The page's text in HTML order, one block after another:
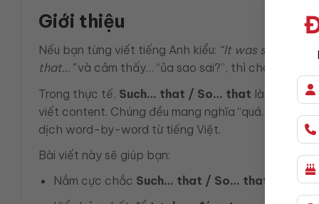
Giới thiệu
Nếu bạn từng viết tiếng Anh kiểu: “It was so a
that…”và cảm thấy… “ủa sao sai?”, thì chào mừng
Trong thực tế, Such… that / So… that là hai cấu
viết content. Chúng đều mang nghĩa “quá… đến
dịch word-by-word từ tiếng Việt.
Bài viết này sẽ giúp bạn:
Nắm cực chắc Such… that / So… that